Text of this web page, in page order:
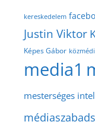
kereskedelem
Justin Viktor
Képes Gábor
media1
mesterséges